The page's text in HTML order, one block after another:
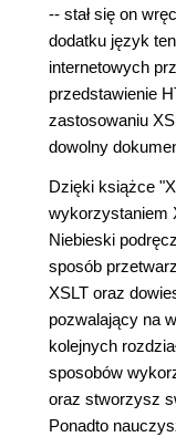
-- stał się on
dodatku język
internetowych
przedstawienie
zastosowaniu
dowolny
Dzięki książce
wykorzystaniem
Niebieski
sposób
XSLT oraz
pozwalający na
kolejnych
sposobów
oraz stworzysz
Ponadto